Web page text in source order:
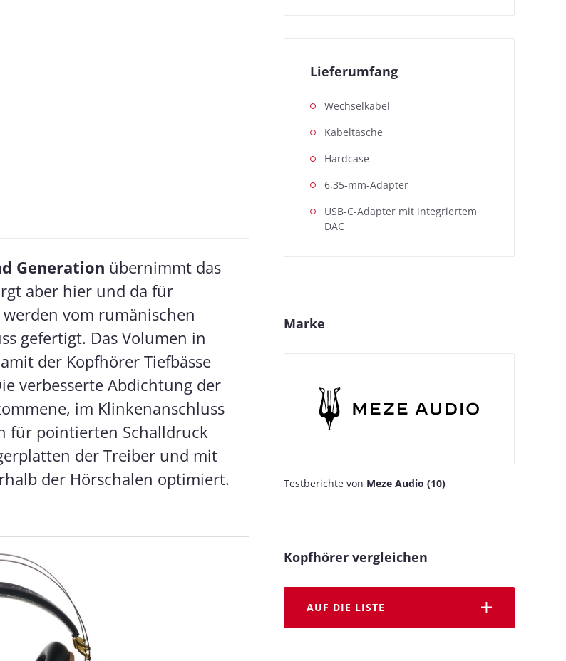
Generation übernimmt das
aber hier und da für
vom rumänischen
gefertigt. Das Volumen in
der Kopfhörer Tiefbässe
verbesserte Abdichtung der
im Klinkenanschluss
für pointierten Schalldruck
der Treiber und mit
der Hörschalen optimiert.
Lieferumfang
Wechselkabel
Kabeltasche
Hardcase
6,35-mm-Adapter
USB-C-Adapter mit integriertem
DAC
Marke
Testberichte von Meze Audio (10)
Kopfhörer vergleichen
AUF DIE LISTE